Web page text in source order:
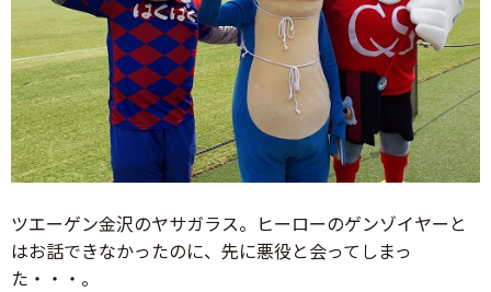
ツエーゲン金沢のヤサガラス。ヒーローのゲンゾイヤーと
はお話できなかったのに、先に悪役と会ってしまっ
た・・・。